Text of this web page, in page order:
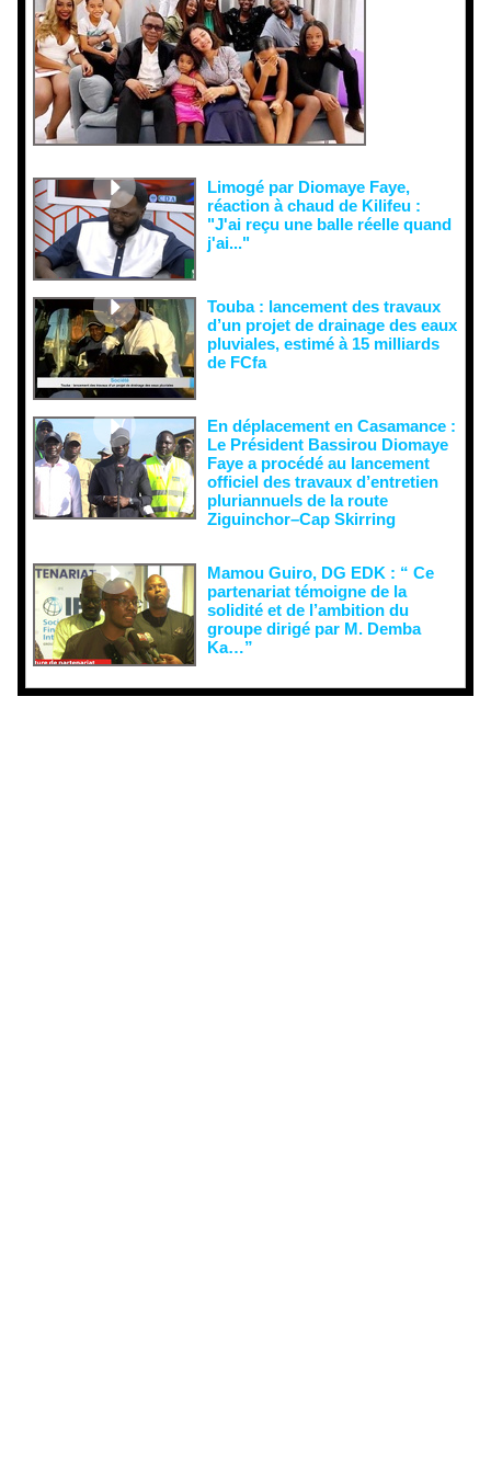
Limogé par Diomaye Faye,
réaction à chaud de Kilifeu :
"J'ai reçu une balle réelle quand
j'ai..."
Touba : lancement des travaux
d’un projet de drainage des eaux
pluviales, estimé à 15 milliards
de FCfa ‎
En déplacement en Casamance :
Le Président Bassirou Diomaye
Faye a procédé au lancement
officiel des travaux d’entretien
pluriannuels de la route
Ziguinchor–Cap Skirring
Mamou Guiro, DG EDK : “ Ce
partenariat témoigne de la
solidité et de l’ambition du
groupe dirigé par M. Demba
Ka…”